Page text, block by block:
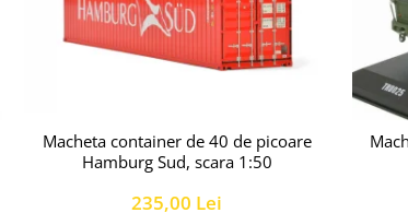
Macheta container de 40 de picoare
Hamburg Sud, scara 1:50
235,00 Lei